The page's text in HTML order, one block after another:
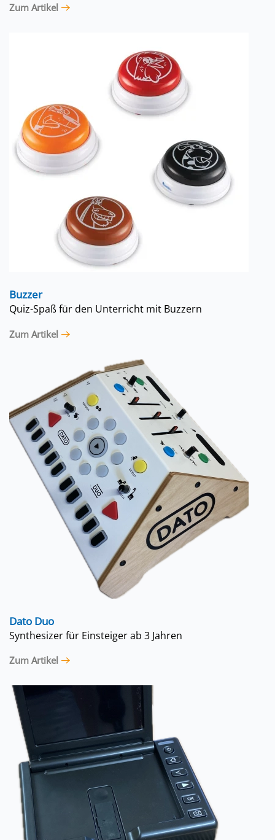
Zum Artikel
Buzzer
Quiz-Spaß für den Unterricht mit Buzzern
Zum Artikel
Dato Duo
Synthesizer für Einsteiger ab 3 Jahren
Zum Artikel